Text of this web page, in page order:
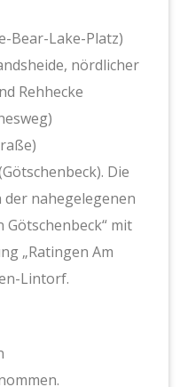
Bear-Lake-Platz)
nördlicher
Rehhecke
Die
nahegelegenen
Götschenbeck“ mit
„Ratingen Am
Lintorf.